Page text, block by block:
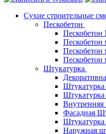
Сухие строительные
Пескобетон
Пескобетон
Пескобетон
Пескобетон
Штукатурка
Штукатурка
Штукатурка
Внутренняя
Фасадная
Наружная